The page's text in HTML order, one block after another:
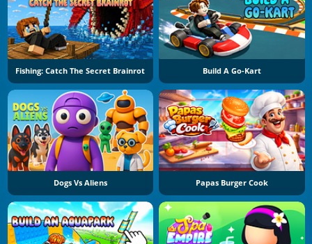
Fishing: Catch The Secret Brainrot Build A Go-Kart
Dogs Vs Aliens Papas Burger Cook